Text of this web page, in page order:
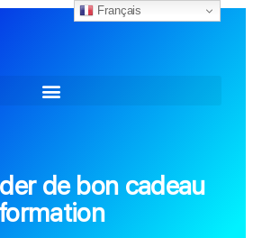
de bon cadeau
formation
Français